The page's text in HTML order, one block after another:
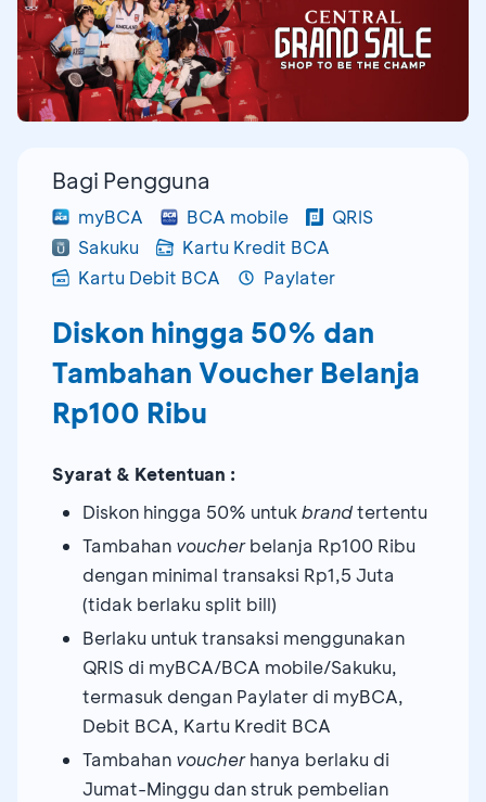
Bagi Pengguna
myBCA BCA mobile
QRIS
Sakuku
Kartu Kredit BCA
Kartu Debit BCA
Paylater
Diskon hingga 50% dan
Tambahan Voucher Belanja
Rp100 Ribu
Syarat & Ketentuan :
Diskon hingga 50% untuk brandtertentu
Tambahan voucherbelanja Rp100 Ribu
dengan minimal transaksi Rp1,5 Juta
(tidak berlaku split bill)
Berlaku untuk transaksi menggunakan
QRIS di myBCA/BCA mobile/Sakuku,
termasuk dengan Paylater di myBCA,
Debit BCA, Kartu Kredit BCA
Tambahan voucherhanya berlaku di
Jumat-Minggu dan struk pembelian